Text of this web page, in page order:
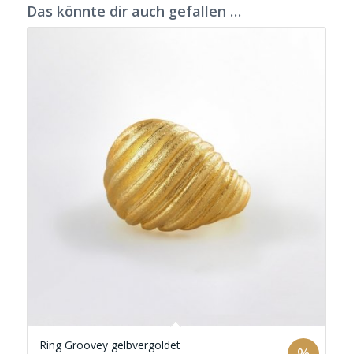
Das könnte dir auch gefallen …
Ring Groovey gelbvergoldet